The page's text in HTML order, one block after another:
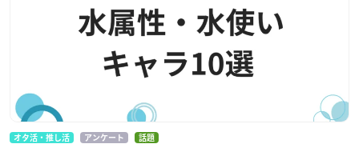
オタ活・推し活 アンケート 話題